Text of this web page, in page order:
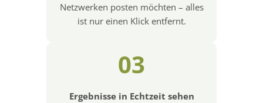
Netzwerken posten möchten – alles
ist nur einen Klick entfernt.
03
Ergebnisse in Echtzeit sehen